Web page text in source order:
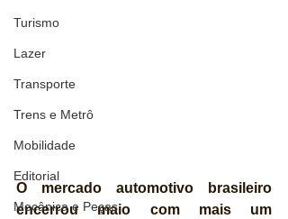
Turismo
Lazer
Transporte
Trens e Metrô
Mobilidade
Editorial
Mecânica e Peças
O mercado automotivo brasileiro
encerrou maio com mais um